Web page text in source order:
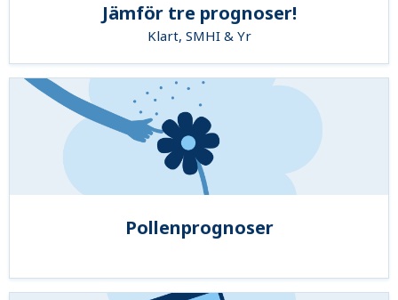
Jämför tre prognoser!
Klart, SMHI & Yr
Pollenprognoser